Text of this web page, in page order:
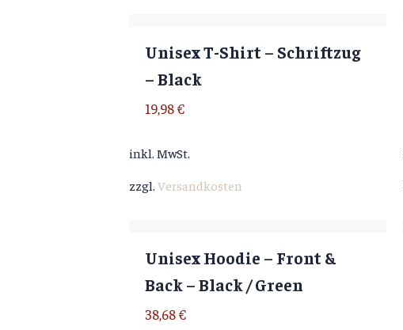
Unisex T-Shirt – Schriftzug
– Black
19,98€
inkl. MwSt.
zzgl.Versandkosten
Unisex Hoodie – Front &
Back – Black / Green
38,68€